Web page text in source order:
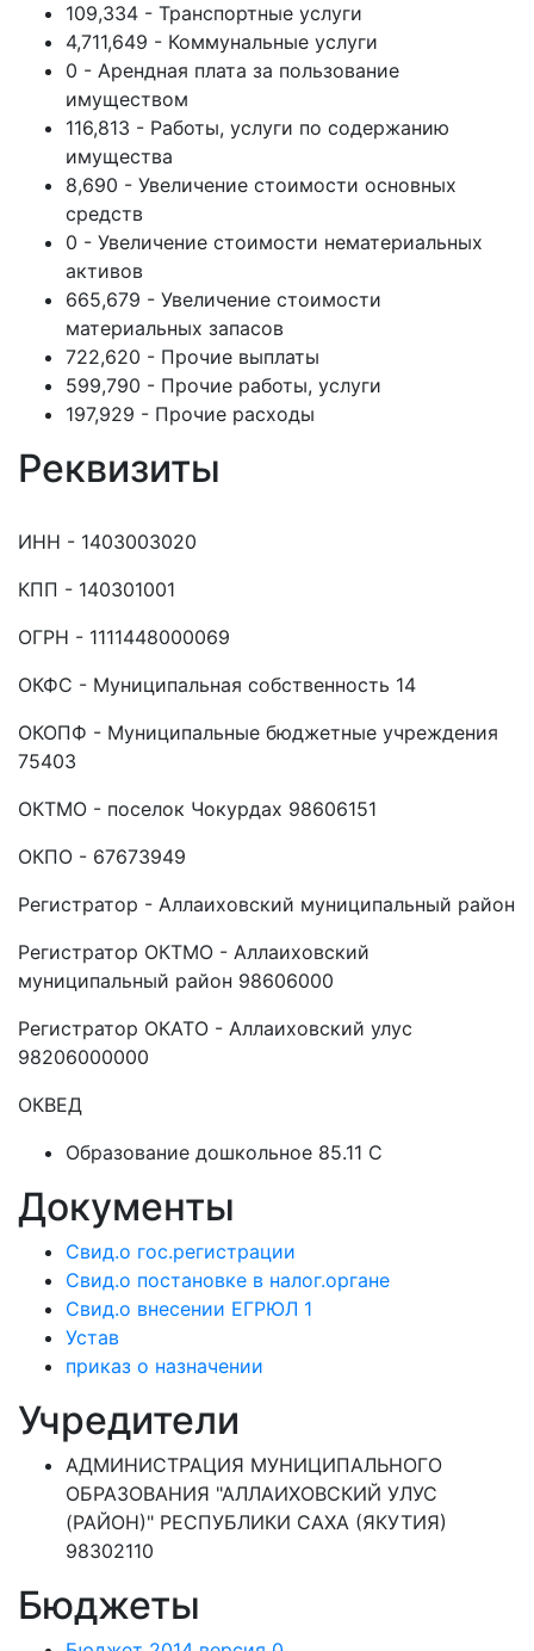
109,334 - Транспортные услуги
4,711,649 - Коммунальные услуги
0 - Арендная плата за пользование
имуществом
116,813 - Работы, услуги по содержанию
имущества
8,690 - Увеличение стоимости основных
средств
0 - Увеличение стоимости нематериальных
активов
665,679 - Увеличение стоимости
материальных запасов
722,620 - Прочие выплаты
599,790 - Прочие работы, услуги
197,929 - Прочие расходы
Реквизиты
ИНН - 1403003020
КПП - 140301001
ОГРН - 1111448000069
ОКФС - Муниципальная собственность 14
ОКОПФ - Муниципальные бюджетные учреждения
75403
ОКТМО - поселок Чокурдах 98606151
ОКПО - 67673949
Регистратор - Аллаиховский муниципальный район
Регистратор ОКТМО - Аллаиховский
муниципальный район 98606000
Регистратор ОКАТО - Аллаиховский улус
98206000000
ОКВЕД
Образование дошкольное 85.11 C
Документы
Свид.о гос.регистрации
Свид.о постановке в налог.органе
Свид.о внесении ЕГРЮЛ 1
Устав
приказ о назначении
Учредители
АДМИНИСТРАЦИЯ МУНИЦИПАЛЬНОГО
ОБРАЗОВАНИЯ "АЛЛАИХОВСКИЙ УЛУС
(РАЙОН)" РЕСПУБЛИКИ САХА (ЯКУТИЯ)
98302110
Бюджеты